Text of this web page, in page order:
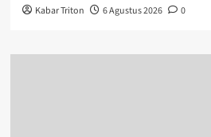
Kabar Triton 6 Agustus 2026 0